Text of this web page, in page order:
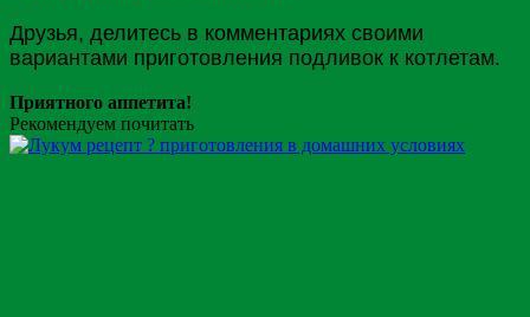
Друзья, делитесь в комментариях своими
вариантами приготовления подливок к котлетам.
Приятного аппетита!
Рекомендуем почитать